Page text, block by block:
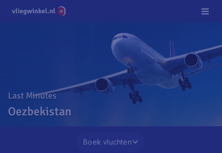
Last Minutes
Oezbekistan
Boek vluchten